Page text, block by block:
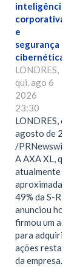
inteligência
corporativa
e
segurança
cibernética
LONDRES,
qui, ago 6
2026
23:30
LONDRES, 6 de
agosto de 2026
/PRNewswire/ --
A AXA XL, que
atualmente
49% da S-RM,
anunciou hoje
firmou um
para adquirir as
ações restantes
da empresa. A S-